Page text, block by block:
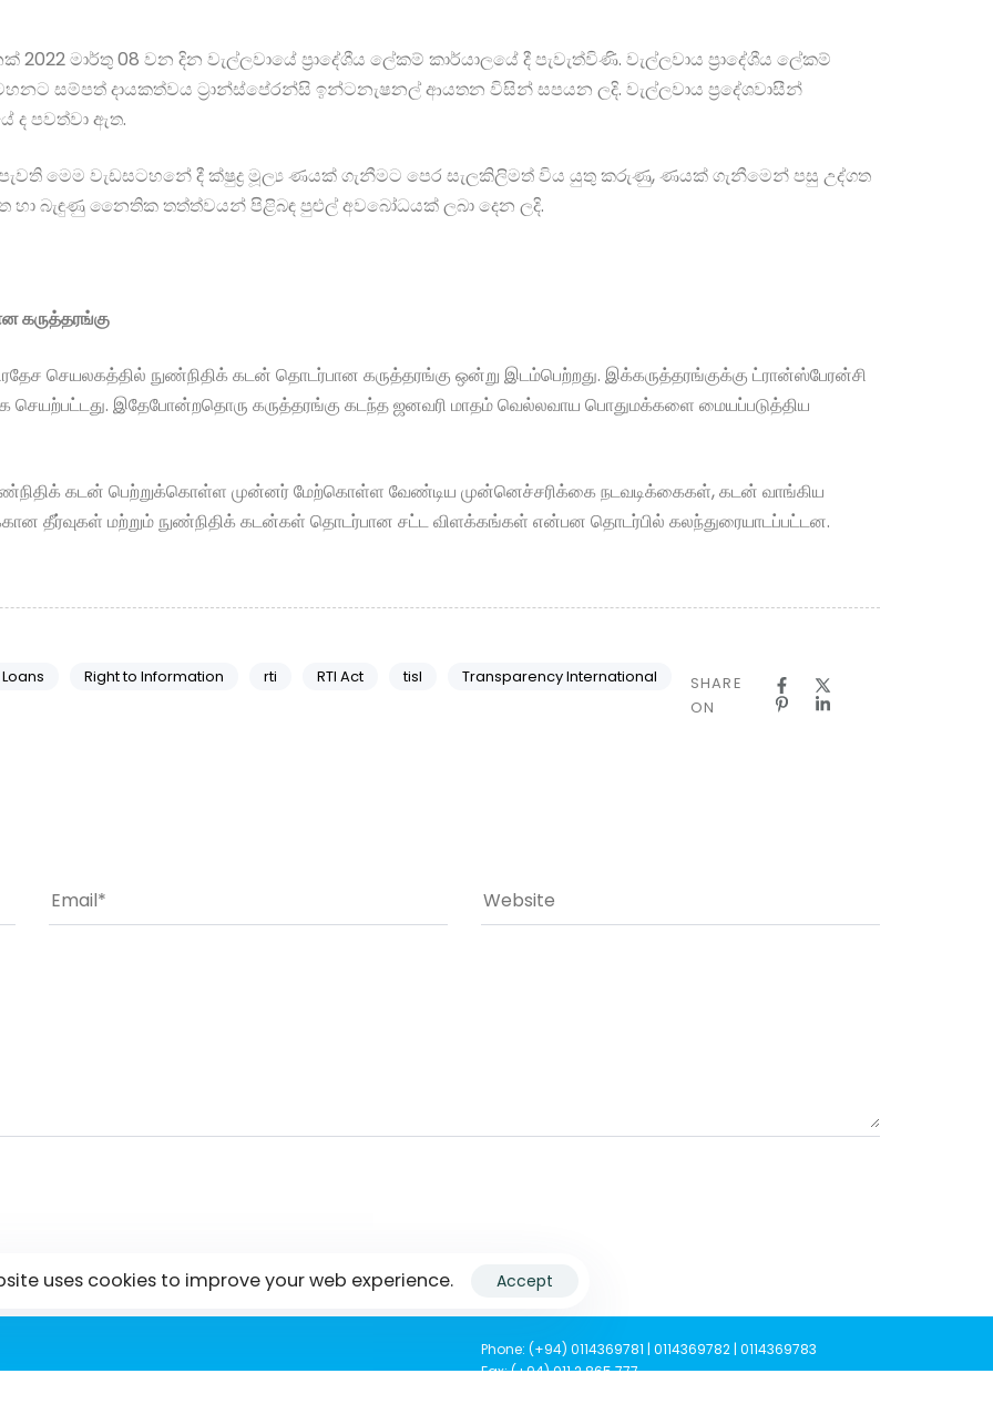
මාර්තු 08 වන දින වැල්ලවායේ ප්‍රාදේශීය ලේකම් කාර්යාලයේ දී පැවැත්විණි. වැල්ලවාය ප්‍රාදේශීය ලේකම්
සම්පත් දායකත්වය ට්‍රාන්ස්පේරන්සි ඉන්ටනැෂනල් ආයතන විසින් සපයන ලදි. වැල්ලවාය ප්‍රදේශවාසීන්
ද පවත්වා ඇත.
මෙම වැඩසටහනේ දී ක්ෂුද්‍ර මූල්‍ය ණයක් ගැනීමට පෙර සැලකිලිමත් විය යුතු කරුණු, ණයක් ගැනීමෙන් පසු උද්ගත
හා බැඳුණු නෛතික තත්ත්වයන් පිළිබඳ පුළුල් අවබෝධයක් ලබා දෙන ලදි.
கருத்தரங்கு
செயலகத்தில் நுண்நிதிக் கடன் தொடர்பான கருத்தரங்கு ஒன்று இடம்பெற்றது. இக்கருத்தரங்குக்கு ட்ரான்ஸ்பேரன்சி
இதேபோன்றதொரு கருத்தரங்கு கடந்த ஜனவரி மாதம் வெல்லவாய பொதுமக்களை மையப்படுத்திய
கடன் பெற்றுக்கொள்ள முன்னர் மேற்கொள்ள வேண்டிய முன்னெச்சரிக்கை நடவடிக்கைகள், கடன் வாங்கிய
தீர்வுகள் மற்றும் நுண்நிதிக் கடன்கள் தொடர்பான சட்ட விளக்கங்கள் என்பன தொடர்பில் கலந்துரையாடப்பட்டன.
Right to Information rti RTI Act tisl Transparency International
SHARE
ON
Phone: (+94) 0114369781 | 0114369782 | 0114369783
Fax: (+94) 011 2 865 777
uses cookies to improve your web experience. Accept